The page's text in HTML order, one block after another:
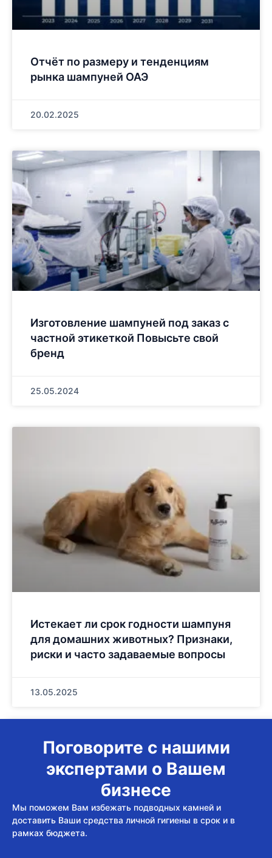
Отчёт по размеру и тенденциям
рынка шампуней ОАЭ
20.02.2025
Изготовление шампуней под заказ с
частной этикеткой Повысьте свой
бренд
25.05.2024
Истекает ли срок годности шампуня
для домашних животных? Признаки,
риски и часто задаваемые вопросы
13.05.2025
Поговорите с нашими
экспертами о Вашем
бизнесе
Мы поможем Вам избежать подводных камней и
доставить Ваши средства личной гигиены в срок и в
рамках бюджета.